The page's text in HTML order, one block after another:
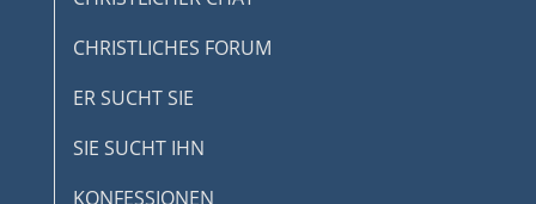
CHRISTLICHES FORUM
ER SUCHT SIE
SIE SUCHT IHN
KONFESSIONEN